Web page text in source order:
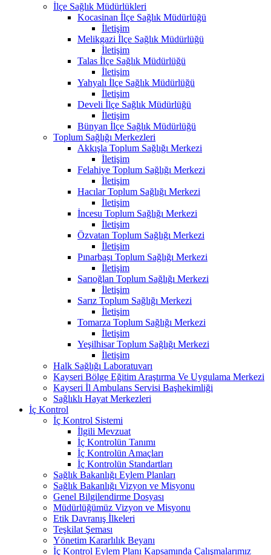
İlçe Sağlık Müdürlükleri
Kocasinan İlçe Sağlık Müdürlüğü
İletişim
Melikgazi İlçe Sağlık Müdürlüğü
İletişim
Talas İlçe Sağlık Müdürlüğü
İletişim
Yahyalı İlçe Sağlık Müdürlüğü
İletişim
Develi İlçe Sağlık Müdürlüğü
İletişim
Bünyan İlçe Sağlık Müdürlüğü
Toplum Sağlığı Merkezleri
Akkışla Toplum Sağlığı Merkezi
İletişim
Felahiye Toplum Sağlığı Merkezi
İletişim
Hacılar Toplum Sağlığı Merkezi
İletişim
İncesu Toplum Sağlığı Merkezi
İletişim
Özvatan Toplum Sağlığı Merkezi
İletişim
Pınarbaşı Toplum Sağlığı Merkezi
İletişim
Sarıoğlan Toplum Sağlığı Merkezi
İletişim
Sarız Toplum Sağlığı Merkezi
İletişim
Tomarza Toplum Sağlığı Merkezi
İletişim
Yeşilhisar Toplum Sağlığı Merkezi
İletişim
Halk Sağlığı Laboratuvarı
Kayseri Bölge Eğitim Araştırma Ve Uygulama Merkezi
Kayseri İl Ambulans Servisi Başhekimliği
Sağlıklı Hayat Merkezleri
İç Kontrol
İç Kontrol Sistemi
İlgili Mevzuat
İç Kontrolün Tanımı
İç Kontrolün Amaçları
İç Kontrolün Standartları
Sağlık Bakanlığı Eylem Planları
Sağlık Bakanlığı Vizyon ve Misyonu
Genel Bilgilendirme Dosyası
Müdürlüğümüz Vizyon ve Misyonu
Etik Davranış İlkeleri
Teşkilat Şeması
Yönetim Kararlılık Beyanı
İç Kontrol Eylem Planı Kapsamında Çalışmalarımız